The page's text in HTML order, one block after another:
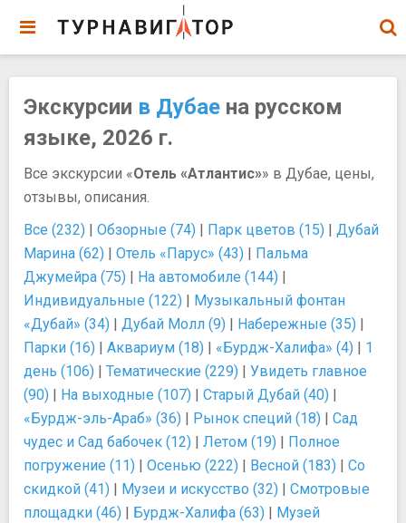
Экскурсии в Дубае на русском
языке, 2026 г.
Все экскурсии «Отель «Атлантис»» в Дубае, цены,
отзывы, описания.
Все (232) | Обзорные (74) | Парк цветов (15) | Дубай
Марина (62) | Отель «Парус» (43) | Пальма
Джумейра (75) | На автомобиле (144) |
Индивидуальные (122) | Музыкальный фонтан
«Дубай» (34) | Дубай Молл (9) | Набережные (35) |
Парки (16) | Аквариум (18) | «Бурдж-Халифа» (4) | 1
день (106) | Тематические (229) | Увидеть главное
(90) | На выходные (107) | Старый Дубай (40) |
«Бурдж-эль-Араб» (36) | Рынок специй (18) | Сад
чудес и Сад бабочек (12) | Летом (19) | Полное
погружение (11) | Осенью (222) | Весной (183) | Со
скидкой (41) | Музеи и искусство (32) | Смотровые
площадки (46) | Бурдж-Халифа (63) | Музей